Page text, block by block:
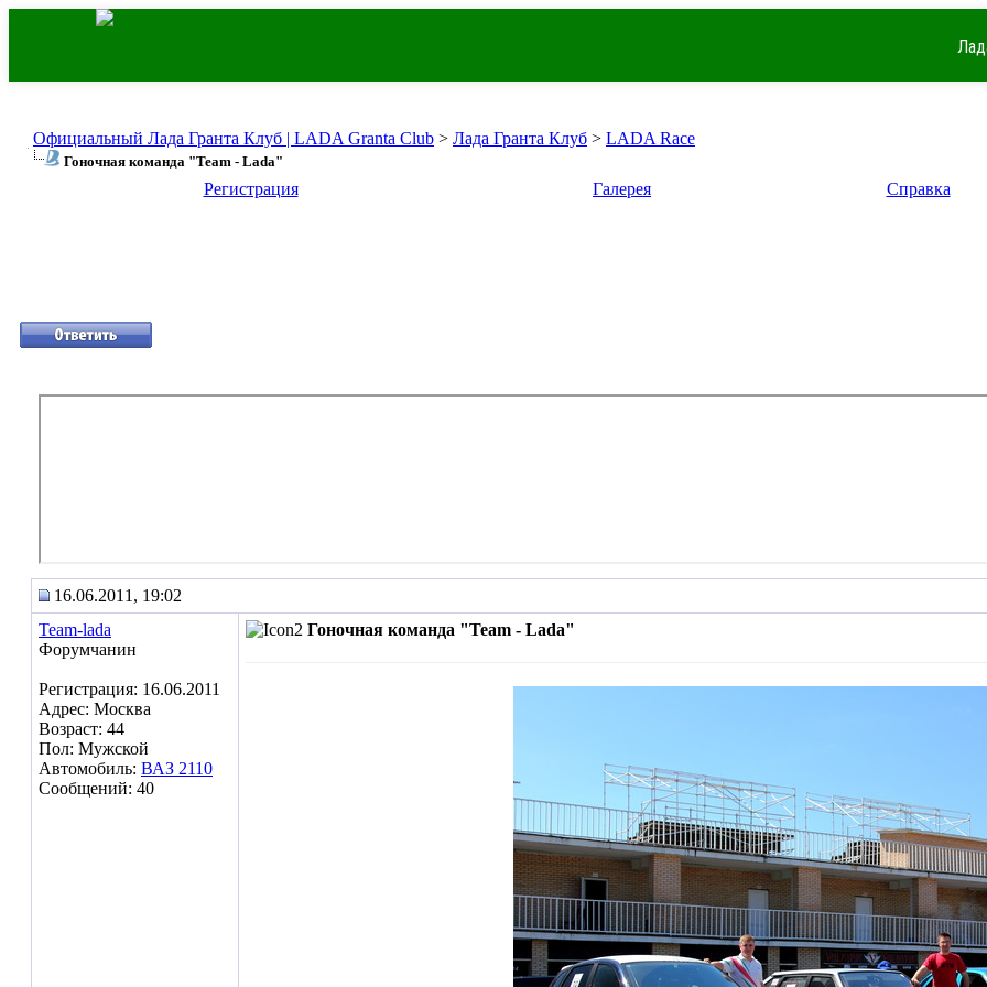
Официальный Лада Гранта Клуб | LADA Granta Club > Лада Гранта Клуб > LADA Race
Гоночная команда "Team - Lada"
Регистрация Галерея Справка
16.06.2011, 19:02
Team-lada
Форумчанин
Регистрация: 16.06.2011
Адрес: Москва
Возраст: 44
Пол: Мужской
Автомобиль: ВАЗ 2110
Сообщений: 40
Гоночная команда "Team - Lada"